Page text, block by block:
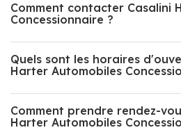
Comment contacter Casalini
Concessionnaire ?
Quels sont les horaires
Harter Automobiles
Comment prendre rendez-
Harter Automobiles